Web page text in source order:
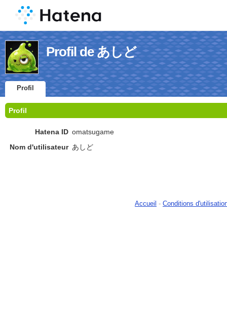
Profil de あしど
Profil
Profil
Hatena ID omatsugame
Nom d'utilisateur あしど
Accueil - Conditions